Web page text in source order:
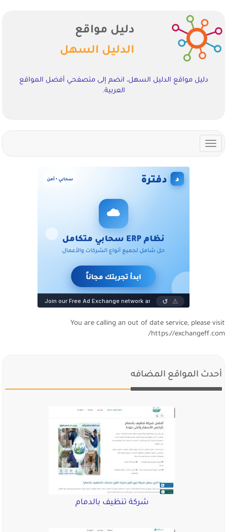
دليل مواقع
الدليل السهل
دليل مواقع الدليل السهل، انضم إلى متصفحي أفضل المواقع
العربية.
Toggle
navigation
You are calling an out of date service, please visit
https://exchangeff.com/
أحدث المواقع المضافه
شركة تنظيف بالدمام